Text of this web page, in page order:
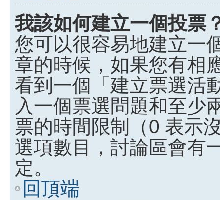
我該如何建立一個投票
您可以很容易地建立一
章的時候，如果您有相
看到一個「建立票選活
入一個票選問題和至少
票的時間限制（0 表示
選項數目，討論區會有
定。
回頂端